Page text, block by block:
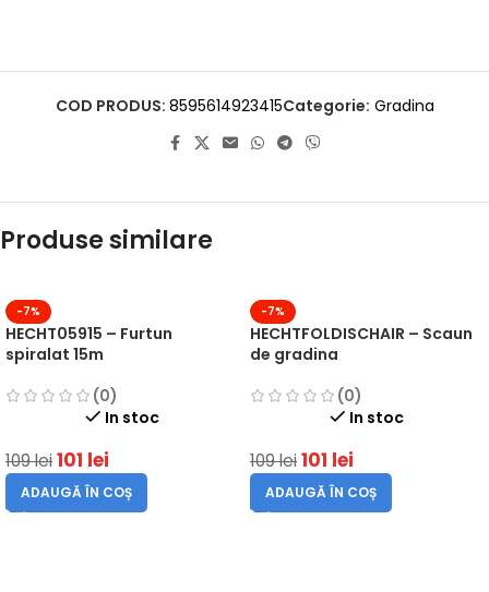
COD PRODUS: 8595614923415Categorie: Gradina
Produse similare
-7%
HECHT05915 – Furtun
spiralat 15m
(0)
In stoc
109lei101 lei
ADAUGĂ ÎN COȘ
-7%
HECHTFOLDISCHAIR – Scaun
de gradina
(0)
In stoc
109lei101 lei
ADAUGĂ ÎN COȘ